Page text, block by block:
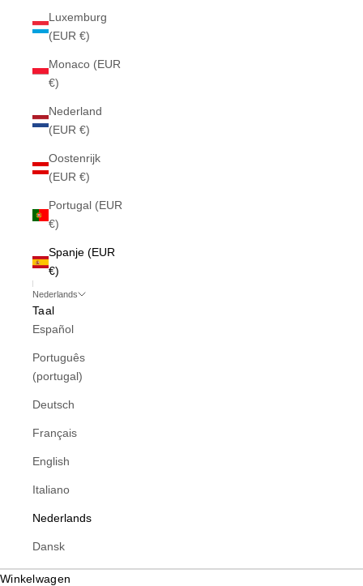
Luxemburg
(EUR €)
Monaco (EUR
€)
Nederland
(EUR €)
Oostenrijk
(EUR €)
Portugal (EUR
€)
Spanje (EUR
€)
Nederlands
Taal
Español
Português
(portugal)
Deutsch
Français
English
Italiano
Nederlands
Dansk
Winkelwagen